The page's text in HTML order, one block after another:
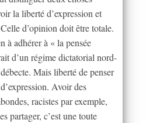
la liberté d’expression et
d’opinion doit être totale.
à adhérer à « la pensée
d’un régime dictatorial nord-
Mais liberté de penser
Avoir des
racistes par exemple,
partager, c’est une toute